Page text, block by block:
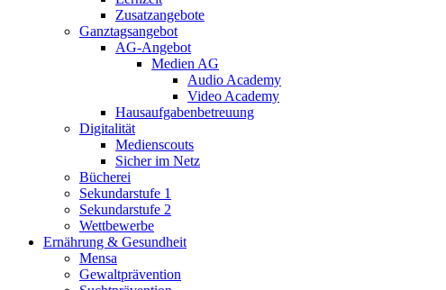
Zusatzangebote
Ganztagsangebot
AG-Angebot
Medien AG
Audio Academy
Video Academy
Hausaufgabenbetreuung
Digitalität
Medienscouts
Sicher im Netz
Bücherei
Sekundarstufe 1
Sekundarstufe 2
Wettbewerbe
Ernährung & Gesundheit
Mensa
Gewaltprävention